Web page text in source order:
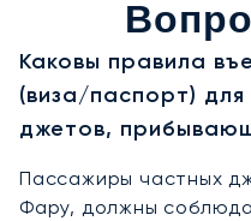
Каковы правила
(виза/паспорт)
джетов,
Пассажиры частных
Фару, должны